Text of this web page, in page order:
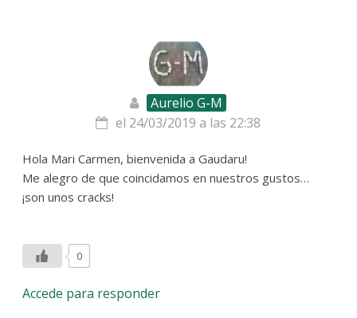
Aurelio G-M
el 24/03/2019 a las 22:38
Hola Mari Carmen, bienvenida a Gaudaru!
Me alegro de que coincidamos en nuestros gustos…
¡son unos cracks!
0
Accede para responder